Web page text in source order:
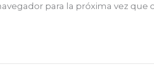
para la próxima vez que